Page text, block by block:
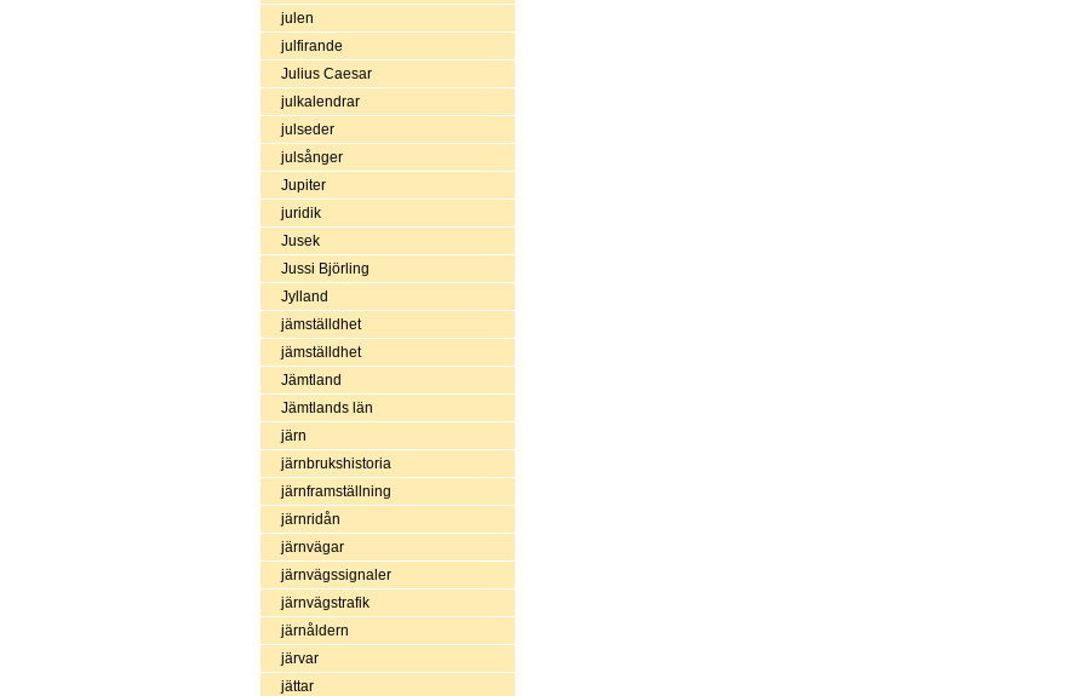
julen
julfirande
Julius Caesar
julkalendrar
julseder
julsånger
Jupiter
juridik
Jusek
Jussi Björling
Jylland
jämställdhet
jämställdhet
Jämtland
Jämtlands län
järn
järnbrukshistoria
järnframställning
järnridån
järnvägar
järnvägssignaler
järnvägstrafik
järnåldern
järvar
jättar